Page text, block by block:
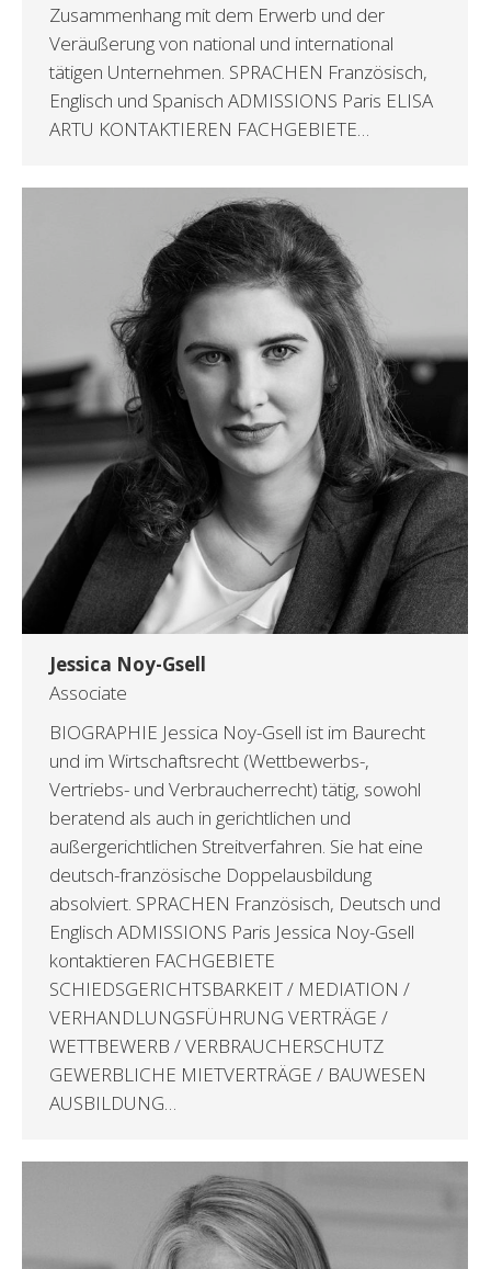
Zusammenhang mit dem Erwerb und der
Veräußerung von national und international
tätigen Unternehmen. SPRACHEN Französisch,
Englisch und Spanisch ADMISSIONS Paris ELISA
ARTU KONTAKTIEREN FACHGEBIETE…
Jessica Noy-Gsell
Associate
BIOGRAPHIE Jessica Noy-Gsell ist im Baurecht
und im Wirtschaftsrecht (Wettbewerbs-,
Vertriebs- und Verbraucherrecht) tätig, sowohl
beratend als auch in gerichtlichen und
außergerichtlichen Streitverfahren. Sie hat eine
deutsch-französische Doppelausbildung
absolviert. SPRACHEN Französisch, Deutsch und
Englisch ADMISSIONS Paris Jessica Noy-Gsell
kontaktieren FACHGEBIETE
SCHIEDSGERICHTSBARKEIT / MEDIATION /
VERHANDLUNGSFÜHRUNG VERTRÄGE /
WETTBEWERB / VERBRAUCHERSCHUTZ
GEWERBLICHE MIETVERTRÄGE / BAUWESEN
AUSBILDUNG…